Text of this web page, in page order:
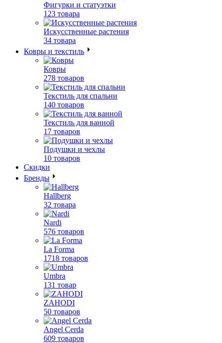
Фигурки и статуэтки
123 товара
Искусственные растения
34 товара
Ковры и текстиль
Ковры
278 товаров
Текстиль для спальни
140 товаров
Текстиль для ванной
17 товаров
Подушки и чехлы
10 товаров
Скидки
Бренды
Hallberg
32 товара
Nardi
576 товаров
La Forma
1718 товаров
Umbra
131 товар
ZAHODI
50 товаров
Angel Cerda
609 товаров